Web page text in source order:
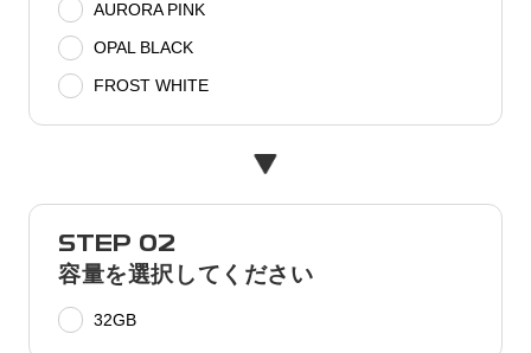
AURORA PINK
OPAL BLACK
FROST WHITE
STEP 02
容量を選択してください
32GB